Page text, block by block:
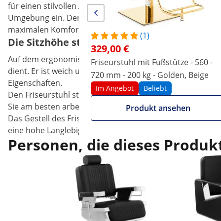
(1)
329,00 €
Friseurstuhl mit Fußstütze - 560 -
720 mm - 200 kg - Golden, Beige
Im Angebot Beliebt
Produkt ansehen
für einen stilvollen Akzent in Ihrem Salon. Das dezente
Umgebung ein. Der Friseurstuhl mit Fußstütze und
maximalen Komfort begeistern – ob im Friseursalon, im
Die Sitzhöhe stimmt im Barberstuhl von
Auf dem ergonomischen Friseurstuhl sitzt Ihre
dient. Er ist weich und formbeständig. Den langlebigen
Eigenschaften.
Den Friseurstuhl stellen Sie mühelos mit einer
Sie am besten arbeiten. So erreichen Sie mit wenigen
Das Gestell des Friseursessels besteht aus robustem
eine hohe Langlebigkeit. Für zusätzliche Stabilität sorgt
Personen, die dieses